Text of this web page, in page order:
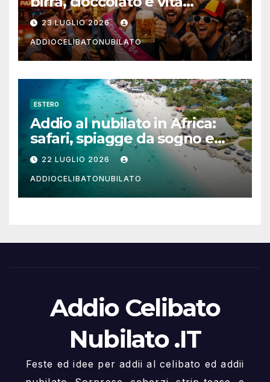
notturna per un weekend
indimenticabile
23 LUGLIO 2026
ADDIOCELIBATONUBILATO
ESTERO
Addio al nubilato in Africa:
safari, spiagge da sogno e
città magiche
22 LUGLIO 2026
ADDIOCELIBATONUBILATO
Addio Celibato
Nubilato .IT
Feste ed idee per addii al celibato ed addii